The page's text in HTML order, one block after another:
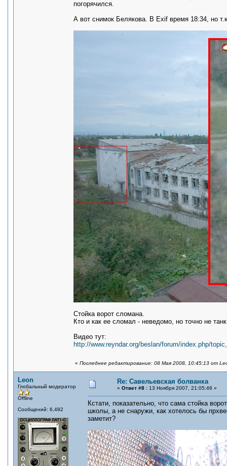
погорячился.
А вот снимок Белякова. В Exif время 18:34, но
Стойка ворот сломана.
Кто и как ее сломал - неведомо, но точно не
Видео тут:
http://www.reyndar.org/beslan/forum/index.php/
« Последнее редактирование: 08 Мая 2008, 10:45:13 от
Leon
Глобальный модератор
Offline
Сообщений: 6,482
Re: Савельевская болванка
« Ответ #8 : 13 Ноября 2007, 21:05:46 »
Кстати, показательно, что сама стойка
школы, а не снаружи, как хотелось бы
заметит?